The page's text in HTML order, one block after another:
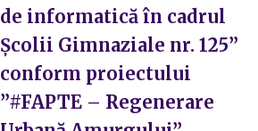
de informatică în cadrul
Școlii Gimnaziale nr. 125”
conform proiectului
”#FAPTE – Regenerare